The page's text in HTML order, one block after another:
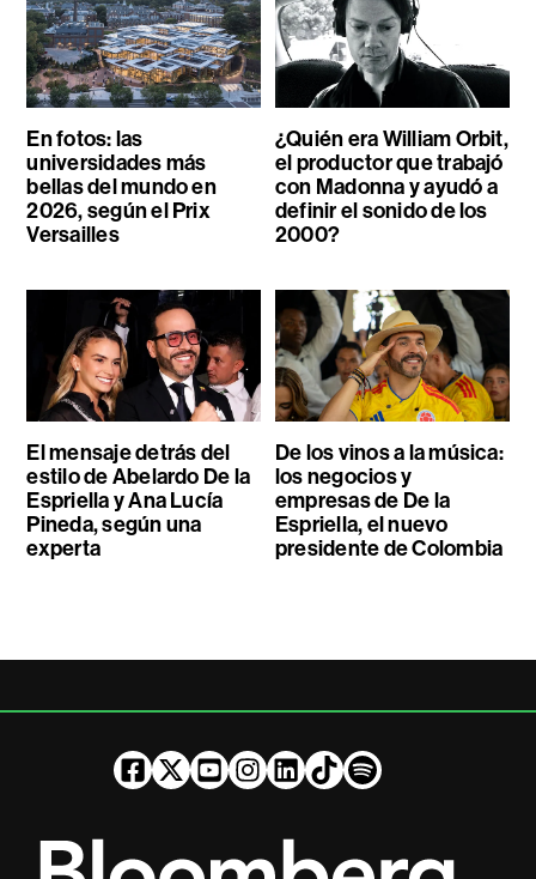
En fotos: las
universidades más
bellas del mundo en
2026, según el Prix
Versailles
¿Quién era William Orbit,
el productor que trabajó
con Madonna y ayudó a
definir el sonido de los
2000?
El mensaje detrás del
estilo de Abelardo De la
Espriella y Ana Lucía
Pineda, según una
experta
De los vinos a la música:
los negocios y
empresas de De la
Espriella, el nuevo
presidente de Colombia